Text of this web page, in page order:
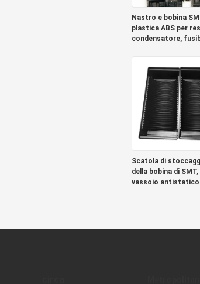
Nastro e bobina
plastica ABS per
condensatore,
Scatola di
della bobina di SMT,
vassoio antistatico